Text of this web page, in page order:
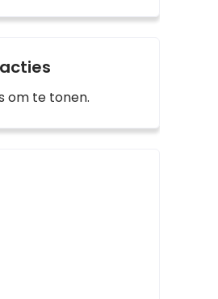
om te tonen.